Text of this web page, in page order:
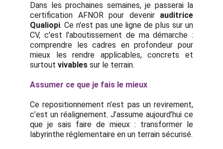
Dans les prochaines semaines, je passerai la
certification AFNOR pour devenir auditrice
Qualiopi. Ce n'est pas une ligne de plus sur un
CV, c'est l'aboutissement de ma démarche :
comprendre les cadres en profondeur pour
mieux les rendre applicables, concrets et
surtout vivables sur le terrain.
Assumer ce que je fais le mieux
Ce repositionnement n’est pas un revirement,
c’est un réalignement. J’assume aujourd’hui ce
que je sais faire de mieux : transformer le
labyrinthe réglementaire en un terrain sécurisé.